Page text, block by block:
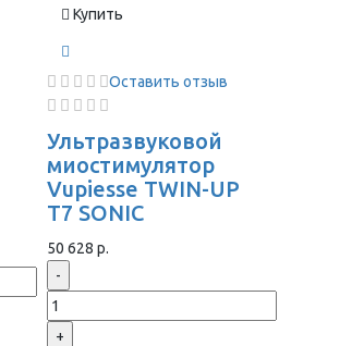
Купить
Оставить отзыв
Ультразвуковой
миостимулятор
Vupiesse TWIN-UP
T7 SONIC
50 628 р.
-
+